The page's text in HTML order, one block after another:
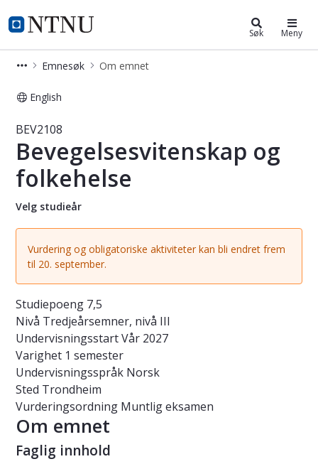
NTNU Hjemmeside
Studier Søk Meny
Emnesøk Om emnet
English
Emne - Bevegelsesvitenskap og
BEV2108
Bevegelsesvitenskap og
folkehelse
Velg studieår
Vurdering og obligatoriske aktiviteter kan bli endret frem
til 20. september.
Studiepoeng 7,5
Nivå Tredjeårsemner, nivå III
UndervisningsstartVår 2027
Varighet 1 semester
Undervisningsspråk Norsk
Sted Trondheim
Vurderingsordning Muntlig eksamen
Om emnet
Faglig innhold